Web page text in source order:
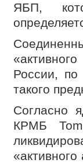
ЯБП,
России, по
такого
Согласно
КРМБ